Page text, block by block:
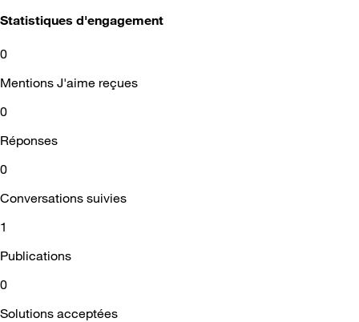
Statistiques d'engagement
0
Mentions J'aime reçues
0
Réponses
0
Conversations suivies
1
Publications
0
Solutions acceptées